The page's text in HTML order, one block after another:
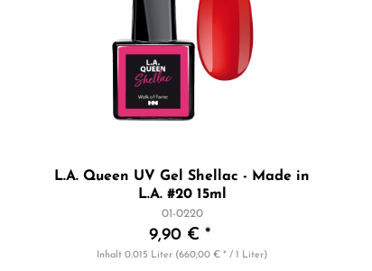
L.A. Queen UV Gel Shellac - Made in
L.A. #20 15ml
01-0220
9,90 € *
Inhalt0.015 Liter (660,00 € * / 1 Liter)